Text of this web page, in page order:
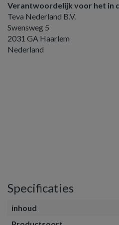
Verantwoordelijk voor het in
Teva Nederland B.V.
Swensweg 5
2031 GA Haarlem
Nederland
Specificaties
inhoud